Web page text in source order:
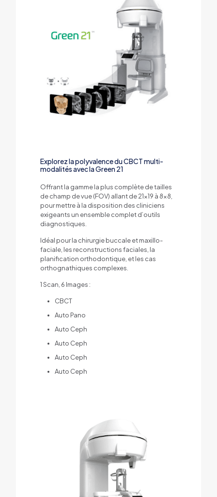
Explorez la polyvalence du CBCT multi-
modalités avec la Green 21
Offrant la gamme la plus complète de tailles
de champ de vue (FOV) allant de 21×19 à 8×8,
pour mettre à la disposition des cliniciens
exigeants un ensemble complet d’outils
diagnostiques.
Idéal pour la chirurgie buccale et maxillo-
faciale, les reconstructions faciales, la
planification orthodontique, et les cas
orthognathiques complexes.
1 Scan, 6 Images :
CBCT
Auto Pano
Auto Ceph
Auto Ceph
Auto Ceph
Auto Ceph